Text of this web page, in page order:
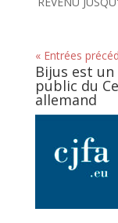
« Entrées
Bijus est
public du
allemand